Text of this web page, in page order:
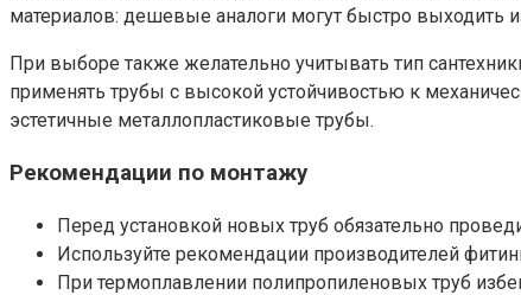
материалов: дешевые аналоги могут быстро выходить
При выборе также желательно учитывать тип
применять трубы с высокой устойчивостью к
эстетичные металлопластиковые трубы.
Рекомендации по монтажу
Перед установкой новых труб обязательно
Используйте рекомендации производителей
При термоплавлении полипропиленовых труб